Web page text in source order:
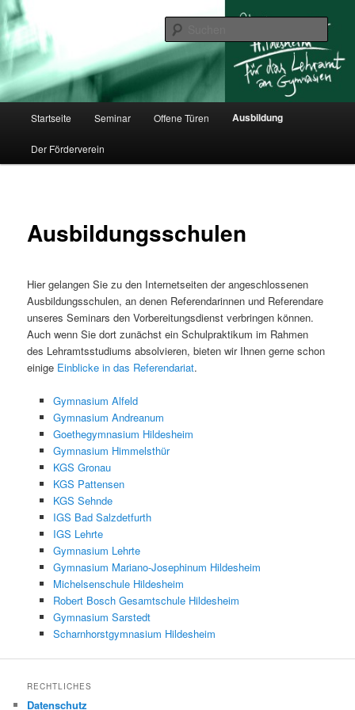
Zum
primären
Inhalt
springenStudienseminar Hildesheim
Startseite Seminar Offene Türen Ausbildung
Der Förderverein
Ausbildungsschulen
Hier gelangen Sie zu den Internetseiten der angeschlossenen
Ausbildungsschulen, an denen Referendarinnen und Referendare
unseres Seminars den Vorbereitungsdienst verbringen können.
Auch wenn Sie dort zunächst ein Schulpraktikum im Rahmen
des Lehramtsstudiums absolvieren, bieten wir Ihnen gerne schon
einige Einblicke in das Referendariat.
Gymnasium Alfeld
Gymnasium Andreanum
Goethegymnasium Hildesheim
Gymnasium Himmelsthür
KGS Gronau
KGS Pattensen
KGS Sehnde
IGS Bad Salzdetfurth
IGS Lehrte
Gymnasium Lehrte
Gymnasium Mariano-Josephinum Hildesheim
Michelsenschule Hildesheim
Robert Bosch Gesamtschule Hildesheim
Gymnasium Sarstedt
Scharnhorstgymnasium Hildesheim
RECHTLICHES
Datenschutz